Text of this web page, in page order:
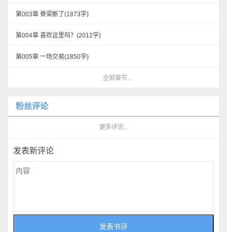
第003章 脊梁断了(1873字)
第004章 喜欢这里吗？ (2012字)
第005章 一场交易(1850字)
全部章节...
粉丝评论
更多评论...
发表新评论